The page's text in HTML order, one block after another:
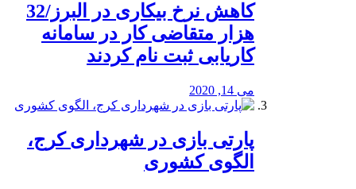
کاهش نرخ بیکاری در البرز/32
هزار متقاضی کار در سامانه
کاریابی ثبت نام کردند
می 14, 2020
پارتی بازی در شهرداری کرج،
الگوی کشوری